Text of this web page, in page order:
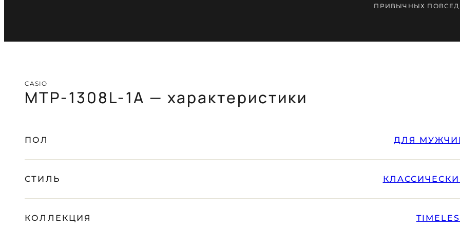
ПРИВЫЧНЫХ
CASIO
MTP-1308L-1A — характеристики
ПОЛ ДЛЯ
СТИЛЬ
КОЛЛЕКЦИЯ